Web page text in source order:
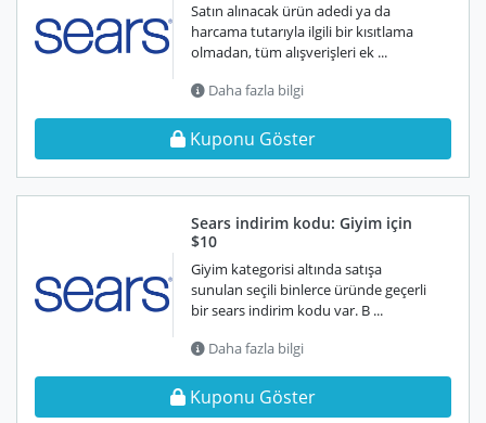
Satın alınacak ürün adedi ya da
harcama tutarıyla ilgili bir kısıtlama
olmadan, tüm alışverişleri ek ...
Daha fazla bilgi
Kuponu Göster
Sears indirim kodu: Giyim için
$10
Giyim kategorisi altında satışa
sunulan seçili binlerce üründe geçerli
bir sears indirim kodu var. B ...
Daha fazla bilgi
Kuponu Göster